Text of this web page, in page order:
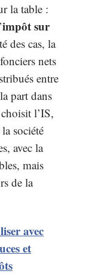
la table :
impôt sur
des cas, la
nets
entre
part dans
l’IS,
société
avec la
mais
de la
avec
et